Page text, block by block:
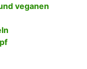
veganen